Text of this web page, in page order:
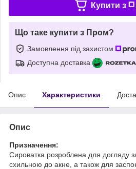
Купити з
Що таке купити з Пром?
Замовлення під захистом
Доступна доставка
Опис Характеристики
Опис
Призначення:
Сироватка розроблена для догляду
схильною до акне, а також для